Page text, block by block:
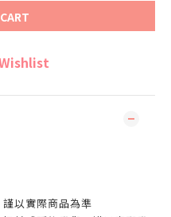
以實際商品為準